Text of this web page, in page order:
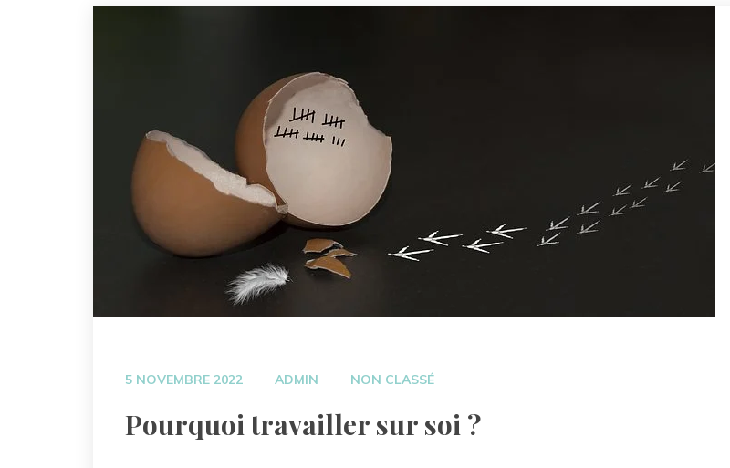
LA NATUROPATHIE, QUAND ? POUR QUOI ? COMMENT ?
EN QUOI LA NATUROPATHIE ET L’ÉNERGÉTIQUE PEUVENT
QUELQUES EXEMPLES DE L’APPLICATION DE LA
5 NOVEMBRE 2022 ADMIN NON CLASSÉ
Pourquoi travailler sur soi ?